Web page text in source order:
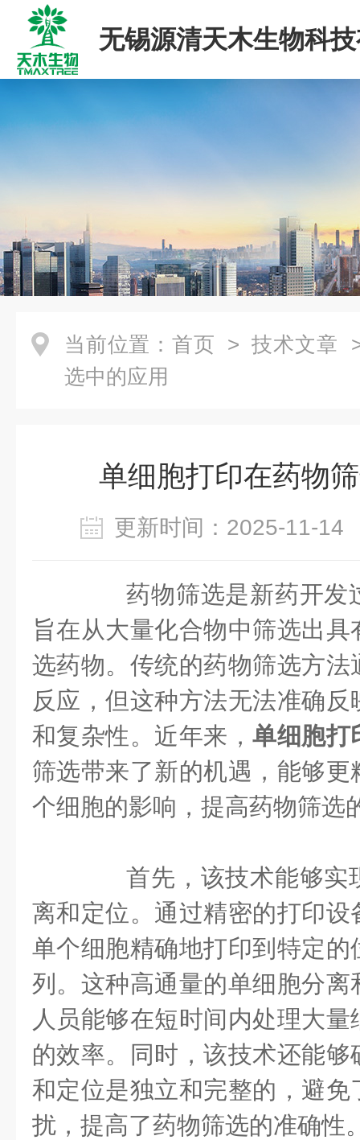
无锡源清天木生物科
司
当前位置： 首页 > 技术文章
选中的应用
单细胞打印在药物
更新时间：2025-11-
药物筛选是新药开发
旨在从大量化合物中筛选出
选药物。传统的药物筛选方
反应，但这种方法无法准确
和复杂性。近年来，单细胞打
筛选带来了新的机遇，能够
个细胞的影响，提高药物筛选
首先，该技术能够实
离和定位。通过精密的打印
单个细胞精确地打印到特定
列。这种高通量的单细胞分
人员能够在短时间内处理大
的效率。同时，该技术还能
和定位是独立和完整的，避
扰，提高了药物筛选的准确性